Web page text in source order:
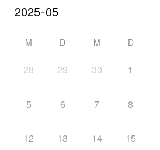
M D M D
28 29 30 1
5 6 7 8
12 13 14 15